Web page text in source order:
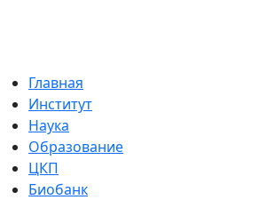
Главная
Институт
Наука
Образование
ЦКП
Биобанк